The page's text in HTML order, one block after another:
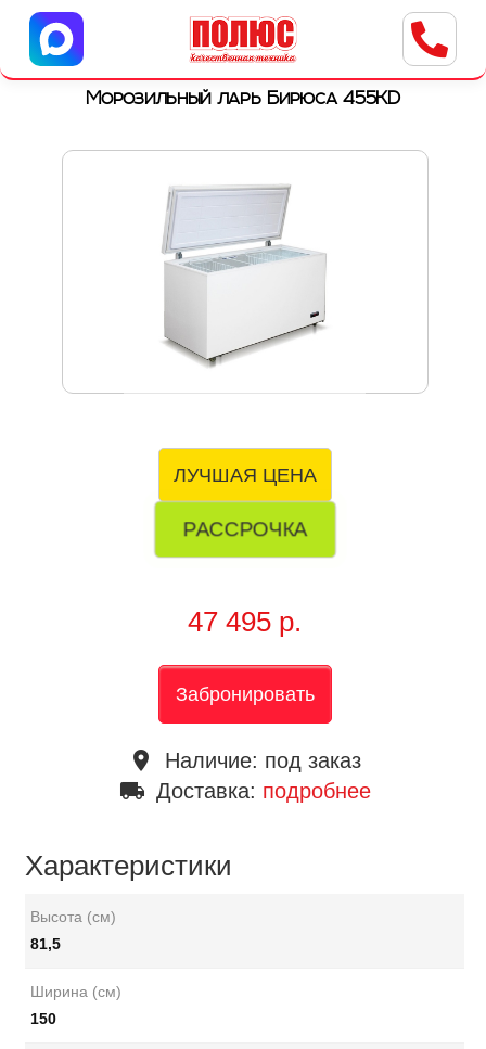
Центр бытовой техники
г. Ульяновск, ул. Пушкарева, 8a
Морозильный ларь Бирюса 455KD
ЛУЧШАЯ ЦЕНА
РАССРОЧКА
47 495 р.
Забронировать
place Наличие: под заказ
local_shipping Доставка: подробнее
Характеристики
Высота (см)
81,5
Ширина (см)
150